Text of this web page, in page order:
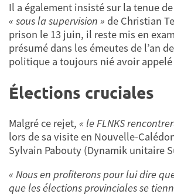
Il a également insisté sur la tenue
« sous la supervision » de Christian
prison le 13 juin, il reste mis en
présumé dans les émeutes de l’an
politique a toujours nié avoir
Élections cruciales
Malgré ce rejet, « le FLNKS
lors de sa visite en Nouvelle-
Sylvain Pabouty (Dynamik unitaire
« Nous en profiterons pour lui dire
que les élections provinciales se